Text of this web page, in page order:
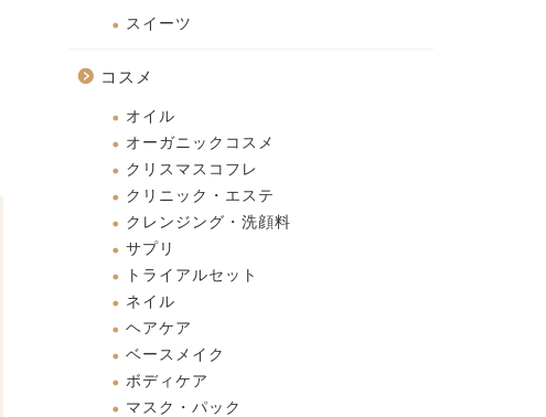
スイーツ
コスメ
オイル
オーガニックコスメ
クリスマスコフレ
クリニック・エステ
クレンジング・洗顔料
サプリ
トライアルセット
ネイル
ヘアケア
ベースメイク
ボディケア
マスク・パック